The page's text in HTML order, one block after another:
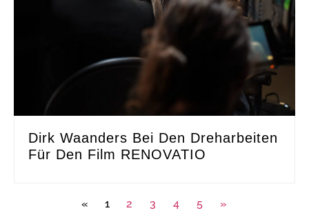
Dirk Waanders Bei Den Dreharbeiten
Für Den Film RENOVATIO
« 1 2 3 4 5 »